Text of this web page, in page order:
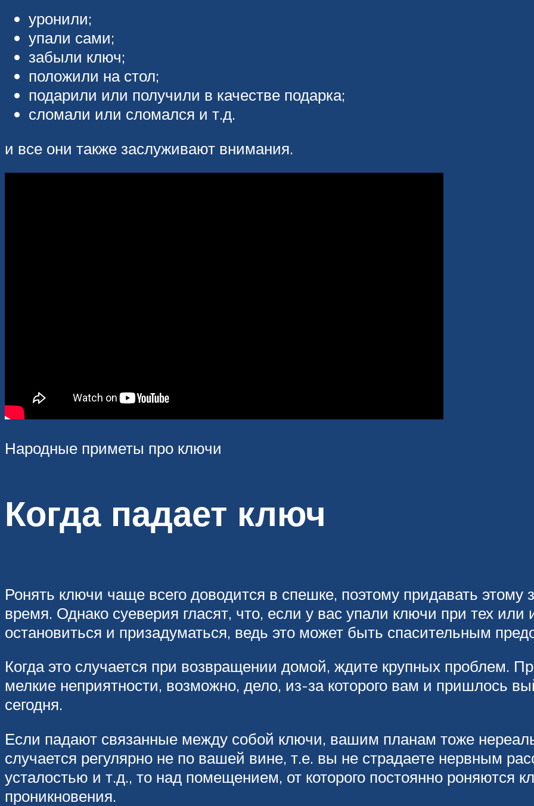
уронили;
упали сами;
забыли ключ;
положили на стол;
подарили или получили в качестве подарка;
сломали или сломался и т.д.
и все они также заслуживают внимания.
Народные приметы про ключи
Когда падает ключ
Ронять ключи чаще всего доводится в спешке, поэтому придавать этому
время. Однако суеверия гласят, что, если у вас упали ключи при тех или
остановиться и призадуматься, ведь это может быть спасительным
Когда это случается при возвращении домой, ждите крупных проблем.
мелкие неприятности, возможно, дело, из-за которого вам и пришлось
сегодня.
Если падают связанные между собой ключи, вашим планам тоже
случается регулярно не по вашей вине, т.е. вы не страдаете нервным
усталостью и т.д., то над помещением, от которого постоянно роняются
проникновения.